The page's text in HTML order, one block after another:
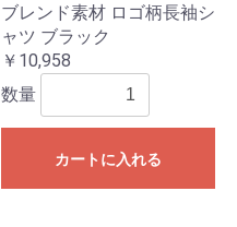
ブレンド素材 ロゴ柄長袖シ
ャツ ブラック
￥10,958
数量
カートに入れる